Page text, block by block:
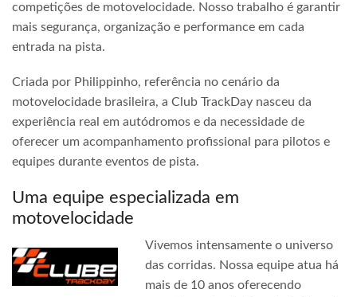
competições de motovelocidade. Nosso trabalho é garantir
mais segurança, organização e performance em cada
entrada na pista.
Criada por Philippinho, referência no cenário da
motovelocidade brasileira, a Club TrackDay nasceu da
experiência real em autódromos e da necessidade de
oferecer um acompanhamento profissional para pilotos e
equipes durante eventos de pista.
Uma equipe especializada em
motovelocidade
Vivemos intensamente o universo
das corridas. Nossa equipe atua há
mais de 10 anos oferecendo